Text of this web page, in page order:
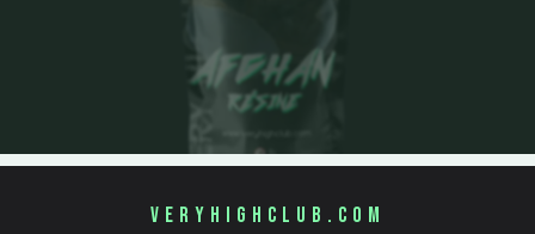
veryhighclub.com